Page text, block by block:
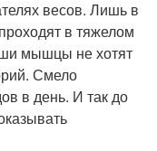
весов. Лишь в
в тяжелом
мышцы не хотят
Смело
в день. И так до